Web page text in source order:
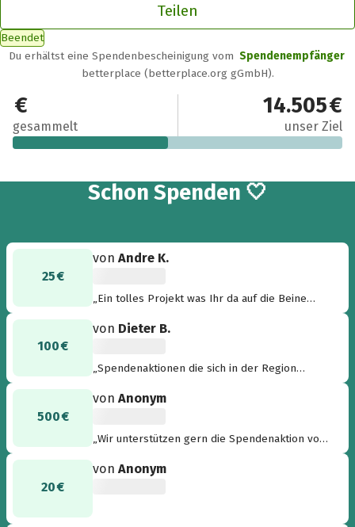
Teilen
Beendet
Du erhältst eine Spendenbescheinigung vom Spendenempfänger
betterplace (betterplace.org gGmbH).
6.794,03 €
gesammelt
14.505 €
unser Ziel
Schon 65
Spenden 🤍
25 €
vonAndre K.
„Ein tolles Projekt was Ihr da auf die Beine
100 €
von Dieter B.
„Spendenaktionen die sich in der Region
500 €
vonAnonym
„Wir unterstützen gern die Spendenaktion vom
Kinderhilfsprojekten zu helfen. OVVD GmbH“
20 €
vonAnonym